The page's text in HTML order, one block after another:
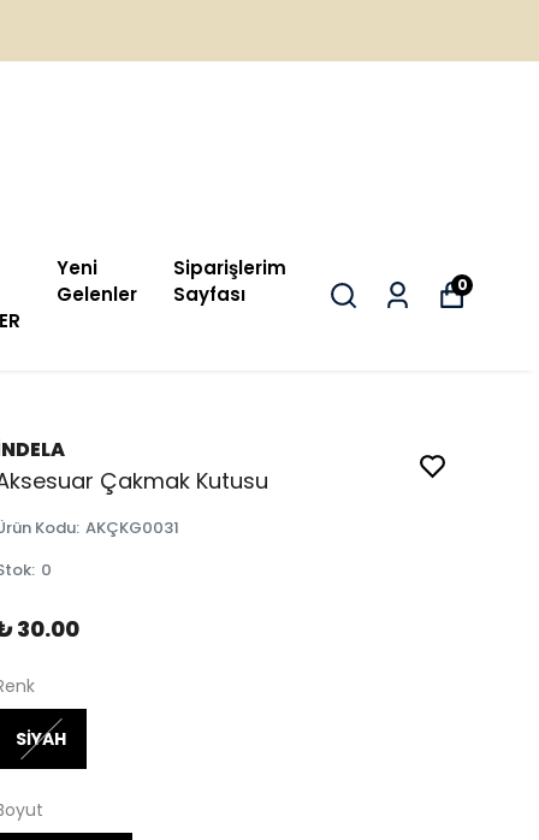
Yeni
Gelenler
Siparişlerim
Sayfası
0
Çakmak Kutusu
Kodu: AKÇKG0031
: 0
30.00
SİYAH